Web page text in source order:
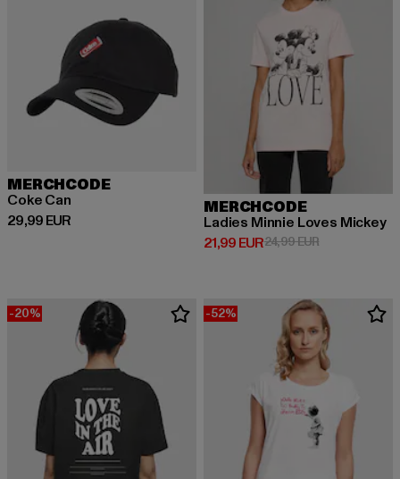
MERCHCODE
Coke Can
29,99 EUR
Ajankohtainen hinta: 29,99 EUR
MERCHCODE
Ladies Minnie Loves Mickey
21,99 EUR
Ajankohtainen hinta: 21,99 EUR
24,99 EUR
-20% -52%